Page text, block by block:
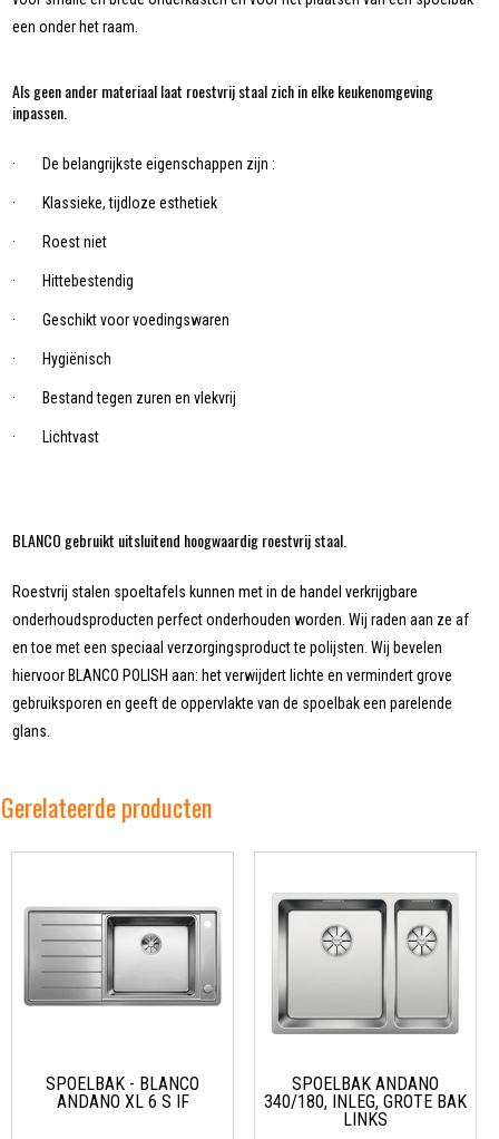
een onder het raam.
Als geen ander materiaal laat roestvrij staal zich in elke keukenomgeving
inpassen.
· De belangrijkste eigenschappen zijn :
· Klassieke, tijdloze esthetiek
· Roest niet
· Hittebestendig
· Geschikt voor voedingswaren
· Hygiënisch
· Bestand tegen zuren en vlekvrij
· Lichtvast
BLANCO gebruikt uitsluitend hoogwaardig roestvrij staal.
Roestvrij stalen spoeltafels kunnen met in de handel verkrijgbare
onderhoudsproducten perfect onderhouden worden. Wij raden aan ze af
en toe met een speciaal verzorgingsproduct te polijsten. Wij bevelen
hiervoor BLANCO POLISH aan: het verwijdert lichte en vermindert grove
gebruiksporen en geeft de oppervlakte van de spoelbak een parelende
glans.
Gerelateerde producten
SPOELBAK - BLANCO
ANDANO XL 6 S IF
SPOELBAK ANDANO
340/180, INLEG, GROTE BAK
LINKS